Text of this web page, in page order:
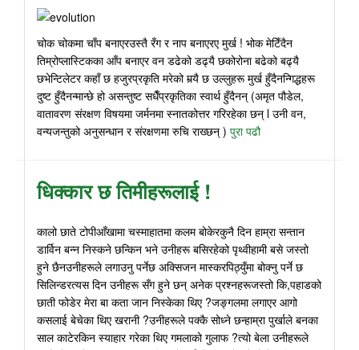
चोक चोकमा चाँप बनाएरउस्तै रँग र नाप बनाएरए मुर्ख ! भोक मेटिँदैन
तिम्रोप्लास्टिकका आँप बनाएर वन डढेको डढ्यै छकोरोना बढेको बढ्यै
छभेन्टिलेटर कहाँ छ हजुरप्रकृति मरेको मर्‍यै छ उल्लुहरू मुर्ख हुँदैनन्गिद्धहरू
दुष्ट हुँदैनन्मान्छे हो असन्तुष्ट सधैँप्रकृतिका स्वार्थ हुँदैनन् (अमृत पौडेल,
वातावरण संरक्षण विषयमा जर्मनमा स्नातकोत्तर गरिरहेका छन् l उनी वन,
वन्यजन्तुको अनुसन्धान र संरक्षणमा रुचि राख्छन् ) पुरा पढौ
धिक्कार छ तिमीहरूलाई !
कालो छाते टोपीआँखामा चस्माहातमा कलम बोकेरकुनै दिन हाम्रा सन्तान
डार्विन बन्न निस्कने छन्किन भने उनीहरू बसिरहेको पृथ्वीहामी बसे जस्तो
हुने छैनउनीहरूले लगाउनु पर्नेछ अक्सिजन मास्करपिठ्युँमा बोक्नु पर्ने छ
सिलिन्डरत्यस दिन उनीहरू सँग हुने छन् अनेक प्रश्नहरूजस्तो कि,पहाडको
छाती फोडेर मेरा बा कता जान निस्केका थिए ?जङ्गलमा लगाएर आगो
कसलाई बेचेका थिए खरानी ?उनीहरूले पक्कै सोध्ने छन्हाम्रा पुर्खाले बनका
साल काटेरकिन स्याहार गरेका थिए गमलाको गुलाफ ?त्यो बेला उनीहरूले